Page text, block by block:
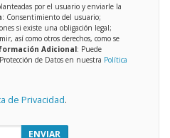
por el usuario y enviarle la
: Consentimiento del usuario;
si existe una obligación legal;
así como otros derechos, como se
Adicional: Puede
de Datos en nuestra Política
de Privacidad.
ENVIAR